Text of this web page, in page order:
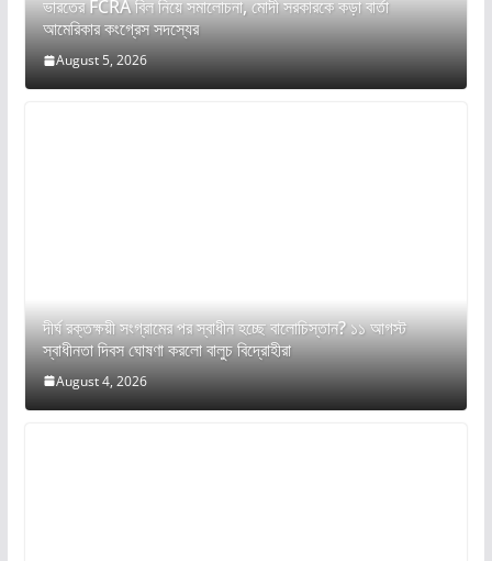
ভারতের FCRA বিল নিয়ে সমালোচনা, মোদী সরকারকে কড়া বার্তা
আমেরিকার কংগ্রেস সদস্যের
August 5, 2026
দীর্ঘ রক্তক্ষয়ী সংগ্রামের পর স্বাধীন হচ্ছে বালোচিস্তান? ১১ আগস্ট
স্বাধীনতা দিবস ঘোষণা করলো বালুচ বিদ্রোহীরা
August 4, 2026